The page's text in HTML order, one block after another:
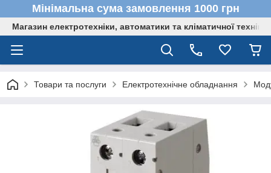
Мінімальна сума замовлення 1000 грн
Магазин електротехніки, автоматики та кліматичної техніки
Товари та послуги Електротехнічне обладнання